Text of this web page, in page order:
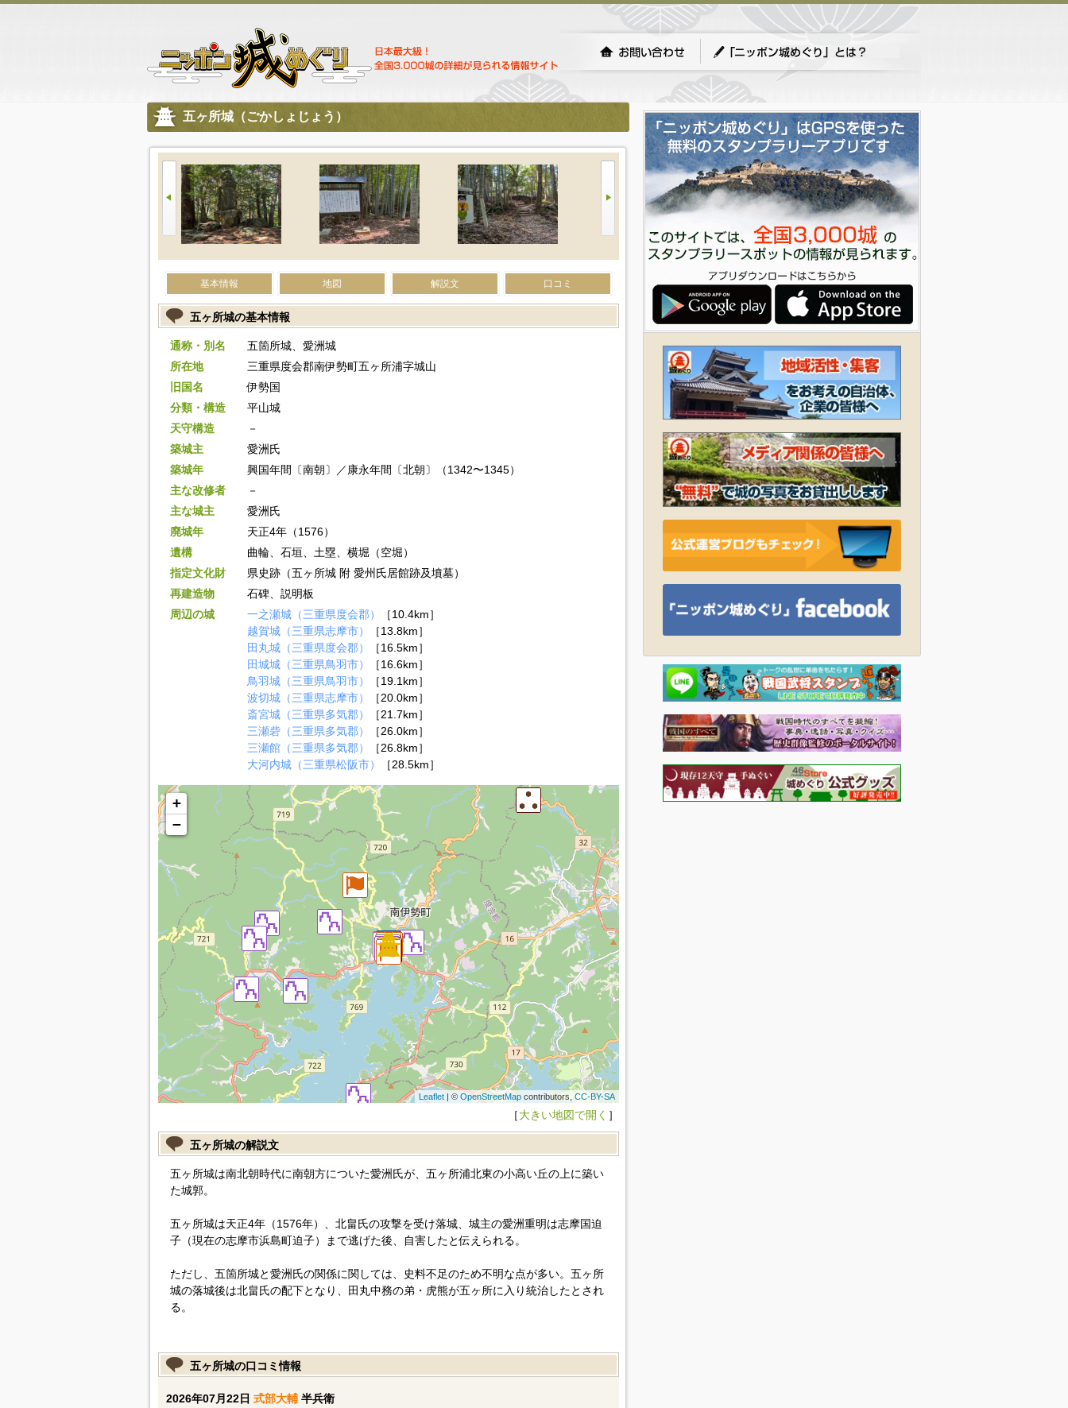
五ヶ所城（ごかしょじょう）
基本情報 地図 解説文 口コミ
五ヶ所城の基本情報
通称・別名
五箇所城、愛洲城
所在地
三重県度会郡南伊勢町五ヶ所浦字城山
旧国名
伊勢国
分類・構造
平山城
天守構造
－
築城主
愛洲氏
築城年
興国年間〔南朝〕／康永年間〔北朝〕（1342〜1345）
主な改修者
－
主な城主
愛洲氏
廃城年
天正4年（1576）
遺構
曲輪、石垣、土塁、横堀（空堀）
指定文化財
県史跡（五ヶ所城 附 愛州氏居館跡及墳墓）
再建造物
石碑、説明板
周辺の城
一之瀬城（三重県度会郡）
［10.4km］
越賀城（三重県志摩市）
［13.8km］
田丸城（三重県度会郡）
［16.5km］
田城城（三重県鳥羽市）
［16.6km］
鳥羽城（三重県鳥羽市）
［19.1km］
波切城（三重県志摩市）
［20.0km］
斎宮城（三重県多気郡）
［21.7km］
三瀬砦（三重県多気郡）
［26.0km］
三瀬館（三重県多気郡）
［26.8km］
大河内城（三重県松阪市）
［28.5km］
+
−
Leaflet| © OpenStreetMapcontributors, CC-BY-SA
［大きい地図で開く ］
五ヶ所城の解説文
五ヶ所城は南北朝時代に南朝方についた愛洲氏が、五ヶ所浦北東の小高い丘の上に築い
た城郭。
五ヶ所城は天正4年（1576年）、北畠氏の攻撃を受け落城、城主の愛洲重明は志摩国迫
子（現在の志摩市浜島町迫子）まで逃げた後、自害したと伝えられる。
ただし、五箇所城と愛洲氏の関係に関しては、史料不足のため不明な点が多い。五ヶ所
城の落城後は北畠氏の配下となり、田丸中務の弟・虎熊が五ヶ所に入り統治したとされ
る。
五ヶ所城の口コミ情報
2026年07月22日 式部大輔半兵衛